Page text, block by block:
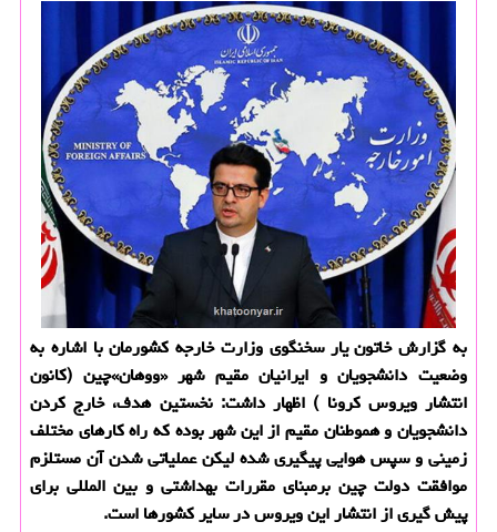
به گزارش خاتون یار سخنگوی وزارت خارجه كشورمان با اشاره به
وضعیت دانشجویان و ایرانیان مقیم شهر «ووهان»چین (كانون
انتشار ویروس كرونا ) اظهار داشت: نخستین هدف، خارج كردن
دانشجویان و هموطنان مقیم از این شهر بوده كه راه كارهای مختلف
زمینی و سپس هوایی پیگیری شده لیكن عملیاتی شدن آن مستلزم
موافقت دولت چین برمبنای مقررات بهداشتی و بین المللی برای
پیش گیری از انتشار این ویروس در سایر كشورها است.